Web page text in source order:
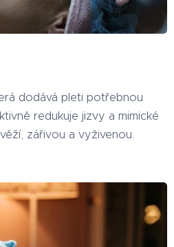
dodává pleti potřebnou
redukuje jizvy a mimické
zářivou a vyživenou.